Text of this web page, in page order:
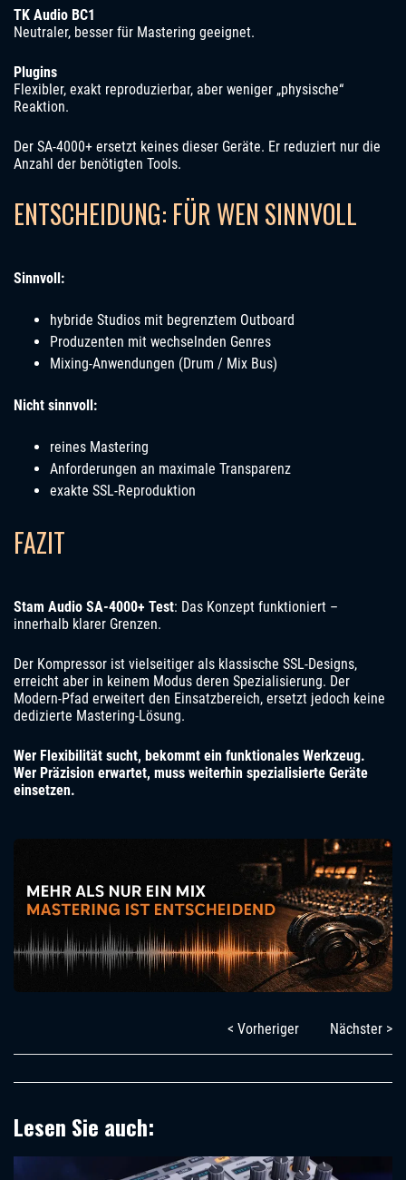
TK Audio BC1
Neutraler, besser für Mastering geeignet.
Plugins
Flexibler, exakt reproduzierbar, aber weniger „physische“
Reaktion.
Der SA-4000+ ersetzt keines dieser Geräte. Er reduziert nur die
Anzahl der benötigten Tools.
ENTSCHEIDUNG: FÜR WEN SINNVOLL
Sinnvoll:
hybride Studios mit begrenztem Outboard
Produzenten mit wechselnden Genres
Mixing-Anwendungen (Drum / Mix Bus)
Nicht sinnvoll:
reines Mastering
Anforderungen an maximale Transparenz
exakte SSL-Reproduktion
FAZIT
Stam Audio SA-4000+ Test: Das Konzept funktioniert –
innerhalb klarer Grenzen.
Der Kompressor ist vielseitiger als klassische SSL-Designs,
erreicht aber in keinem Modus deren Spezialisierung. Der
Modern-Pfad erweitert den Einsatzbereich, ersetzt jedoch keine
dedizierte Mastering-Lösung.
Wer Flexibilität sucht, bekommt ein funktionales Werkzeug.
Wer Präzision erwartet, muss weiterhin spezialisierte Geräte
einsetzen.
< Vorheriger Nächster >
Lesen Sie auch: